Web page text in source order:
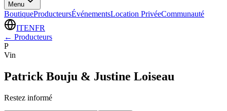
Menu
BoutiqueProducteursÉvénementsLocation PrivéeCommunauté
ITENFR
← Producteurs
P
Vin
Patrick Bouju & Justine Loiseau
Restez informé